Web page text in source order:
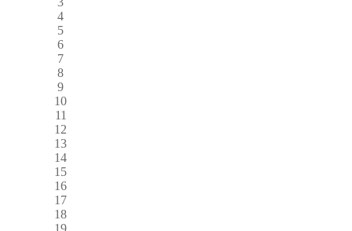
4
5
6
7
8
9
10
11
12
13
14
15
16
17
18
19